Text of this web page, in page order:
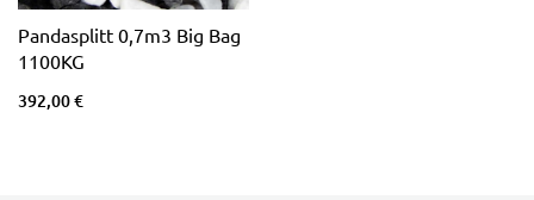
Pandasplitt 0,7m3 Big Bag
1100KG
392,00 €